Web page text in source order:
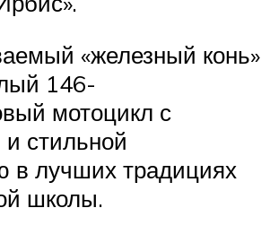
«железный конь»
146-
мотоцикл с
стильной
в лучших традициях
школы.